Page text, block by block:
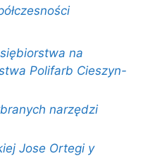
na
Polifarb Cieszyn-
narzędzi
Jose Ortegi y